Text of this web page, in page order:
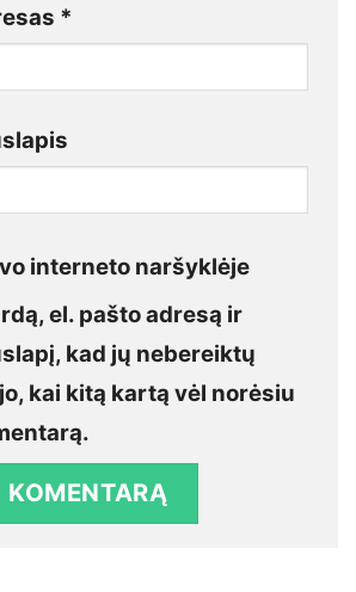
*
interneto naršyklėje
el. pašto adresą ir
kad jų nebereiktų
kai kitą kartą vėl norėsiu